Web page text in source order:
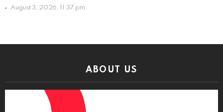
August 3, 2026, 11:37 pm
ABOUT US